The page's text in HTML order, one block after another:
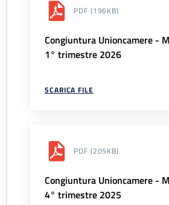
PDF (196KB)
Congiuntura Unioncamere -
1° trimestre 2026
SCARICA FILE
PDF (205KB)
Congiuntura Unioncamere -
4° trimestre 2025